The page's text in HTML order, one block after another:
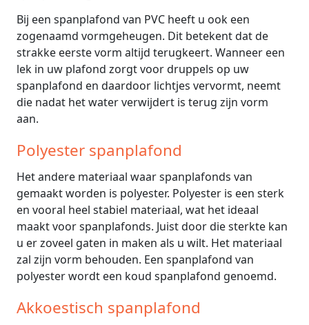
Bij een spanplafond van PVC heeft u ook een
zogenaamd vormgeheugen. Dit betekent dat de
strakke eerste vorm altijd terugkeert. Wanneer een
lek in uw plafond zorgt voor druppels op uw
spanplafond en daardoor lichtjes vervormt, neemt
die nadat het water verwijdert is terug zijn vorm
aan.
Polyester spanplafond
Het andere materiaal waar spanplafonds van
gemaakt worden is polyester. Polyester is een sterk
en vooral heel stabiel materiaal, wat het ideaal
maakt voor spanplafonds. Juist door die sterkte kan
u er zoveel gaten in maken als u wilt. Het materiaal
zal zijn vorm behouden. Een spanplafond van
polyester wordt een koud spanplafond genoemd.
Akkoestisch spanplafond